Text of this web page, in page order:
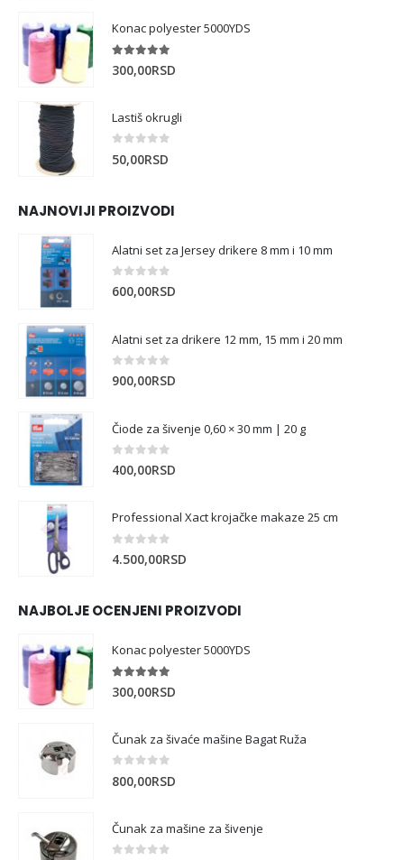
Konac polyester 5000YDS
300,00RSD
Lastiš okrugli
50,00RSD
NAJNOVIJI PROIZVODI
Alatni set za Jersey drikere 8 mm i 10 mm
0 out of 5
600,00RSD
Alatni set za drikere 12 mm, 15 mm i 20 mm
0 out of 5
900,00RSD
Čiode za šivenje 0,60 × 30 mm | 20 g
0 out of 5
400,00RSD
Professional Xact krojačke makaze 25 cm
0 out of 5
4.500,00RSD
NAJBOLJE OCENJENI PROIZVODI
Konac polyester 5000YDS
300,00RSD
Čunak za šivaće mašine Bagat Ruža
800,00RSD
Čunak za mašine za šivenje